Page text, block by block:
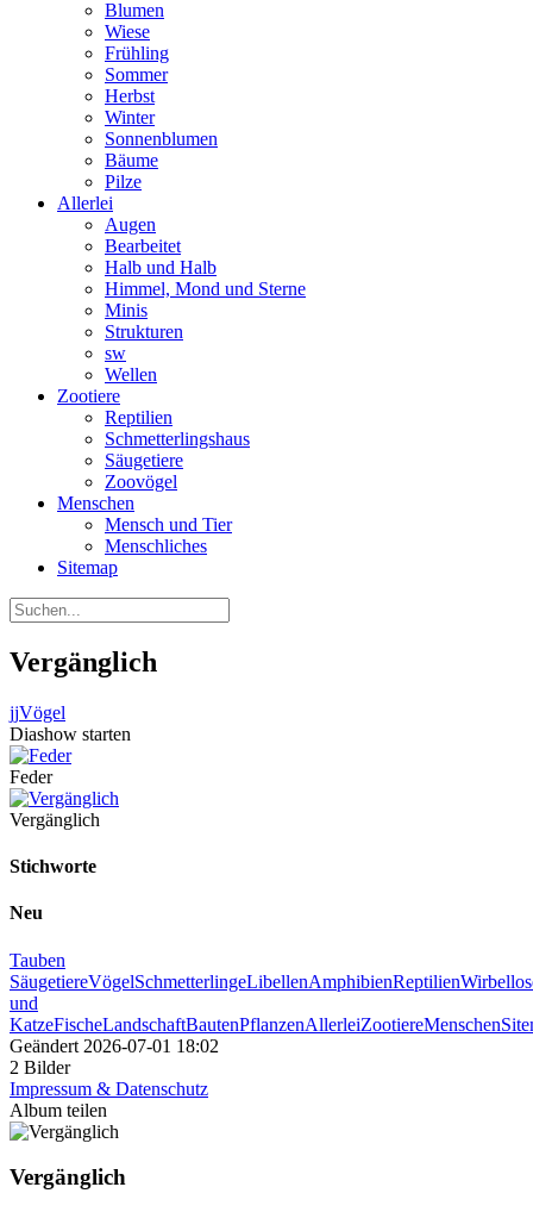
Blumen
Wiese
Frühling
Sommer
Herbst
Winter
Sonnenblumen
Bäume
Pilze
Allerlei
Augen
Bearbeitet
Halb und Halb
Himmel, Mond und Sterne
Minis
Strukturen
sw
Wellen
Zootiere
Reptilien
Schmetterlingshaus
Säugetiere
Zoovögel
Menschen
Mensch und Tier
Menschliches
Sitemap
Vergänglich
jjVögel
Diashow starten
Feder
Vergänglich
Stichworte
Neu
Tauben
SäugetiereVögelSchmetterlingeLibellenAmphibienReptilien
und
KatzeFischeLandschaftBautenPflanzenAllerleiZootiereMenschen
Geändert 2026-07-01 18:02
2 Bilder
Impressum & Datenschutz
Album teilen
Vergänglich